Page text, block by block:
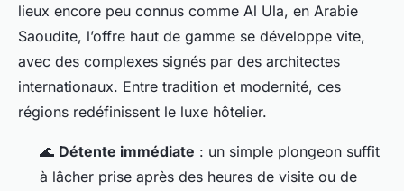
lieux encore peu connus comme Al Ula, en Arabie
Saoudite, l’offre haut de gamme se développe vite,
avec des complexes signés par des architectes
internationaux. Entre tradition et modernité, ces
régions redéfinissent le luxe hôtelier.
🌊 Détente immédiate : un simple plongeon suffit
à lâcher prise après des heures de visite ou de